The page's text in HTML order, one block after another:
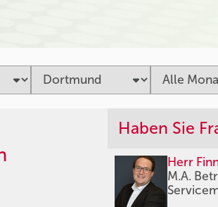
Haben Sie
Herr
M.A.